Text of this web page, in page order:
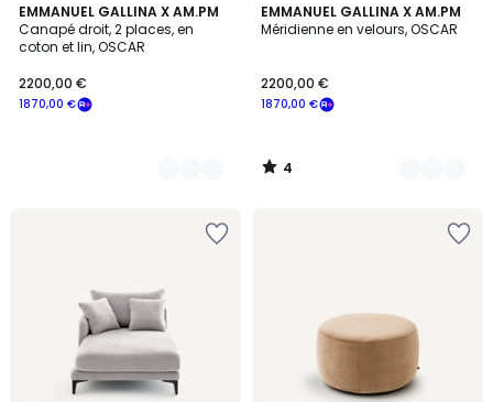
EMMANUEL GALLINA X AM.PM
Canapé droit, 2 places, en
coton et lin, OSCAR
1870,00 €
2200,00 €
4
Couleurs
EMMANUEL GALLINA X AM.PM
Méridienne en velours, OSCAR
1870,00 €
2200,00 €
4
/
8
Couleurs
4
/